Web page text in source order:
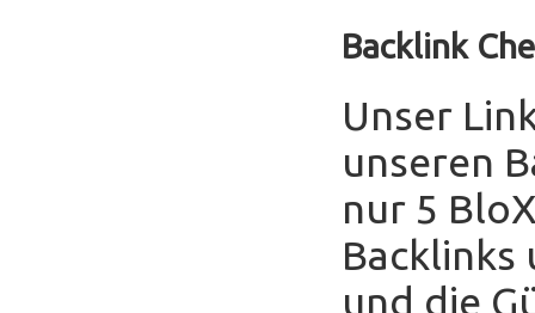
Backlink
Unser
unseren
nur 5
und die